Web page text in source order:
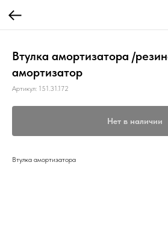
Втулка амортизатора /
амортизатор
Артикул: 151.31.172
Нет в наличии
Втулка амортизатора